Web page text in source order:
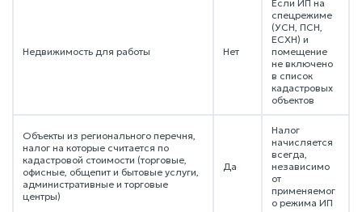
Недвижимость для работы Нет
Если ИП на
спецрежиме
(УСН, ПСН,
ЕСХН) и
помещение
не включено
в список
кадастровых
объектов
Объекты из регионального перечня,
налог на которые считается по
кадастровой стоимости (торговые,
офисные, общепит и бытовые услуги,
административные и торговые
центры)
Да
Налог
начисляется
всегда,
независимо
от
применяемог
о режима ИП